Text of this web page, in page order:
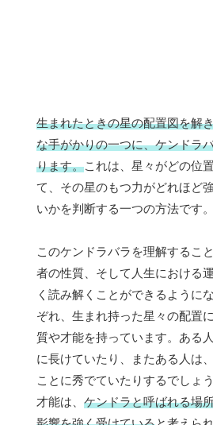
生まれたときの星の配置図を解
な手がかりの一つに、ケンドラ
ります。これは、星々がどの位
て、その星のもつ力がどれほど
いかを判断する一つの方法です。
このケンドラバラを理解するこ
者の性質、そして人生における
く読み解くことができるように
ぞれ、生まれ持った星々の配置
質や才能を持っています。ある
に長けていたり、またある人は
ことに秀でていたりするでしょ
才能は、 ケンドラと呼ばれる場